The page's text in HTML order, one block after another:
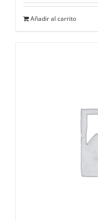
Añadir al carrito